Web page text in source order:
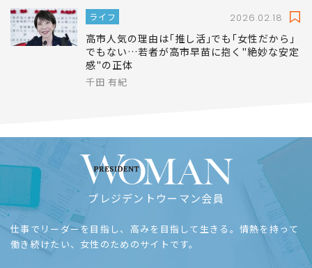
ライフ 2026.02.18
高市人気の理由は｢推し活｣でも｢女性だから｣
でもない…若者が高市早苗に抱く"絶妙な安定
感"の正体
千田 有紀
プレジデントウーマン会員
仕事でリーダーを目指し、高みを目指して生きる。情熱を持って
働き続けたい、女性のためのサイトです。